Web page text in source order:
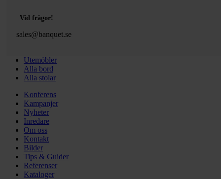
Vid frågor!
sales@banquet.se
Utemöbler
Alla bord
Alla stolar
Konferens
Kampanjer
Nyheter
Inredare
Om oss
Kontakt
Bilder
Tips & Guider
Referenser
Kataloger